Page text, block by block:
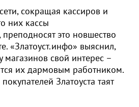
сокращая кассиров и
них кассы
это новшество
«Златоуст.инфо» выяснил,
магазинов свой интерес –
их дармовым работником.
Златоуста таят